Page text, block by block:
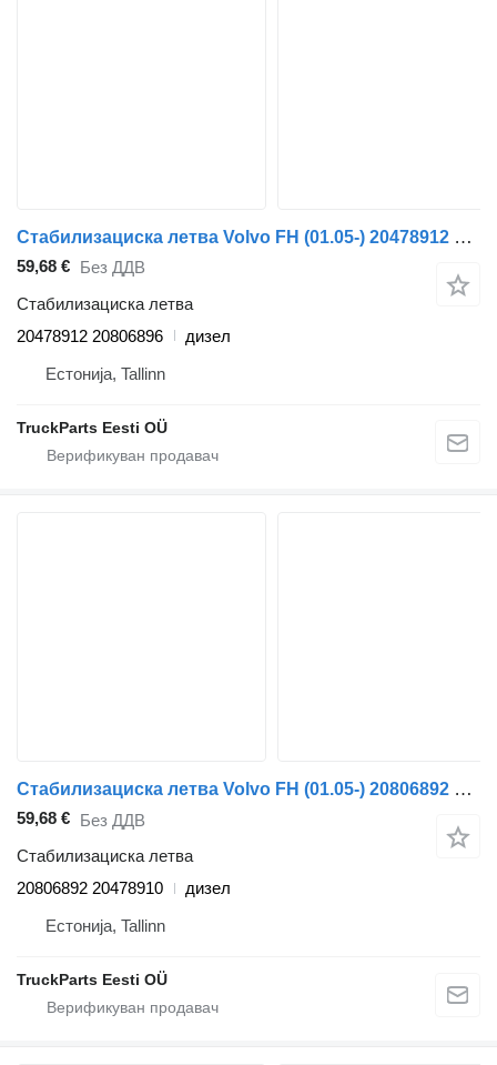
Стабилизациска летва Volvo FH (01.05-) 20478912 за камион влекач Volvo FH12, FH16, NH12, FH, VNL780 (1993-2014)
59,68 € Без ДДВ
Стабилизациска летва
20478912 20806896
дизел
Естонија, Tallinn
TruckParts Eesti OÜ
Стабилизациска летва Volvo FH (01.05-) 20806892 за камион влекач Volvo FH12, FH16, NH12, FH, VNL780 (1993-2014)
59,68 € Без ДДВ
Стабилизациска летва
20806892 20478910
дизел
Естонија, Tallinn
TruckParts Eesti OÜ